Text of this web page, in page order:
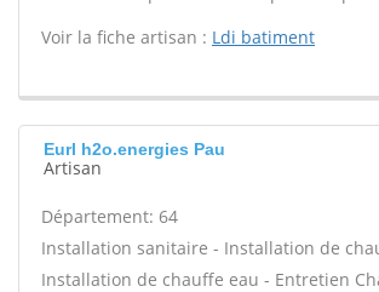
Voir la fiche artisan : Ldi batiment
Eurl h2o.energies Pau
Artisan
Département: 64
Installation sanitaire - Installation de
Installation de chauffe eau - Entretien